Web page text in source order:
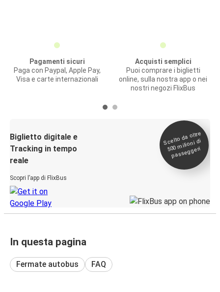
Pagamenti sicuri
Paga con Paypal, Apple Pay,
Visa e carte internazionali
Acquisti semplici
Puoi comprare i biglietti
online, sulla nostra app o nei
nostri negozi FlixBus
Biglietto digitale e
Tracking in tempo
reale
Scopri l’app di FlixBus
Scelto da oltre
500
milioni di
passeggeri
In questa pagina
Fermate autobus FAQ